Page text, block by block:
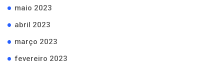
maio 2023
abril 2023
março 2023
fevereiro 2023